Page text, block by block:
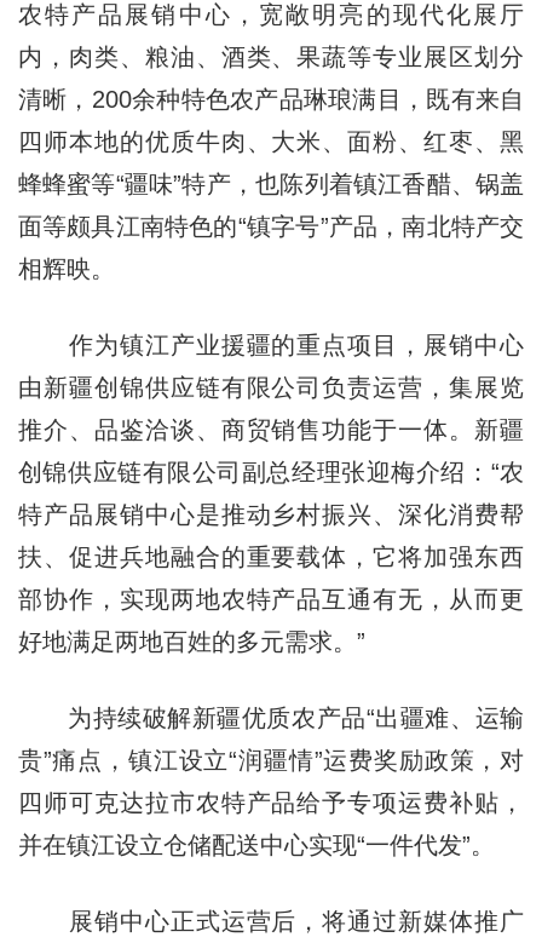
农特产品展销中心，宽敞明亮的现代化展厅
内，肉类、粮油、酒类、果蔬等专业展区划分
清晰，200余种特色农产品琳琅满目，既有来自
四师本地的优质牛肉、大米、面粉、红枣、黑
蜂蜂蜜等“疆味”特产，也陈列着镇江香醋、锅盖
面等颇具江南特色的“镇字号”产品，南北特产交
相辉映。
作为镇江产业援疆的重点项目，展销中心
由新疆创锦供应链有限公司负责运营，集展览
推介、品鉴洽谈、商贸销售功能于一体。新疆
创锦供应链有限公司副总经理张迎梅介绍：“农
特产品展销中心是推动乡村振兴、深化消费帮
扶、促进兵地融合的重要载体，它将加强东西
部协作，实现两地农特产品互通有无，从而更
好地满足两地百姓的多元需求。”
为持续破解新疆优质农产品“出疆难、运输
贵”痛点，镇江设立“润疆情”运费奖励政策，对
四师可克达拉市农特产品给予专项运费补贴，
并在镇江设立仓储配送中心实现“一件代发”。
展销中心正式运营后，将通过新媒体推广